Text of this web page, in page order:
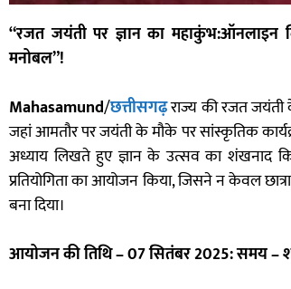
“रजत जयंती पर ज्ञान का महाकुंभ:ऑनलाइन
मनोबल”!
Mahasamund/छत्तीसगढ़राज्य की रजत
जहां आमतौर पर जयंती के मौके पर सांस्कृतिक
अध्याय लिखते हुए ज्ञान के उत्सव का शंखनाद
प्रतियोगिता का आयोजन किया, जिसने न केवल
बना दिया।
आयोजन की तिथि – 07 सितंबर 2025: समय –